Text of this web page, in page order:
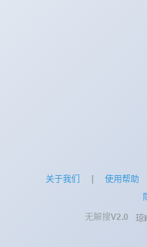
关于我们 | 使用帮助
无解搜V2.0
琼